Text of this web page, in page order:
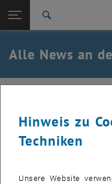
TU Login
Quicklinks
Quicklinks-Menü umschalten
Studium
Karriere
Zur 1. Menü Ebene
Alle News
Übersicht
Alle News an
Start
Analyse und
Bereits im
Hinweis zu
Techniken
Unsere Website